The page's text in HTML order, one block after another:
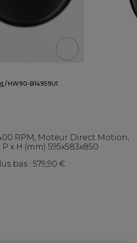
HW90-B14959U1
RPM, Moteur Direct Motion,
x H (mm) 595x583x850
bas : 579,90 €